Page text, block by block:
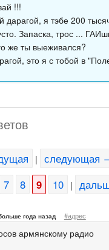
!!!
дарагой, я тэбе 200
Запаска, трос ...
же ты выеживался?
это я с тобой в
| следующая
7 8 9 10 |
года назад #адрес
армянскому радио